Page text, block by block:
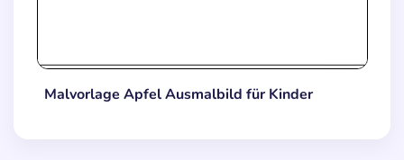
Malvorlage Apfel Ausmalbild für Kinder